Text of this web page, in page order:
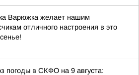
Варюжка желает нашим
отличного настроения в это
погоды в СКФО на 9 августа: